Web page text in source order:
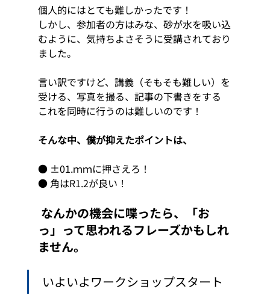
個人的にはとても難しかったです！
しかし、参加者の方はみな、砂が水を吸い込
むように、気持ちよさそうに受講されており
ました。
言い訳ですけど、講義（そもそも難しい）を
受ける、写真を撮る、記事の下書きをする
これを同時に行うのは難しいのです！
そんな中、僕が抑えたポイントは、
● ±01.ｍｍに押さえろ！
● 角はR1.2が良い！
っ」って思われるフレーズかもしれ
ません。
いよいよワークショップスタート